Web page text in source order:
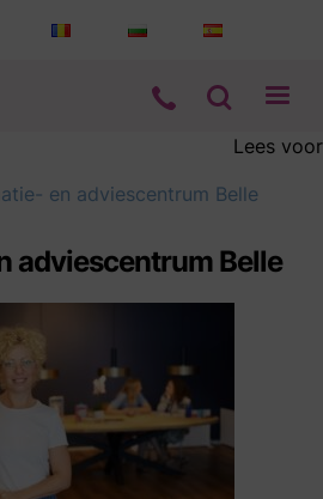
Lees voor
en adviescentrum Belle
adviescentrum Belle